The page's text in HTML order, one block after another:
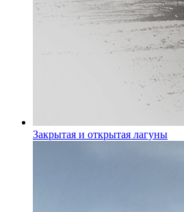
Закрытая и открытая лагуны